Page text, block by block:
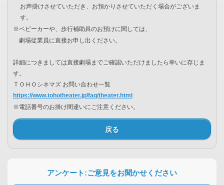
お声掛けさせていただき、お預かりさせていただく場合がございま
す。
※ベビーカーや、歩行補助具のお預けに関しては、
劇場従業員に直接お申し出ください。
詳細につきましては直接劇場までご確認いただけましたら幸いに存じま
す。
ＴＯＨＯシネマズ お問い合わせ一覧
https://www.tohotheater.jp/faq/theater.html
※電話番号のお掛け間違いにご注意ください。
戻る
アンケート:ご意見をお聞かせください